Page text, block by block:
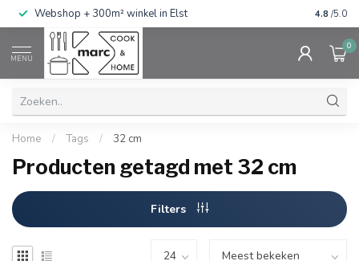
Webshop + 300m² winkel in Elst Gratis
4.8 /5.0
MENU
0
Home / Tags / 32 cm
Producten getagd met 32 cm
Filters